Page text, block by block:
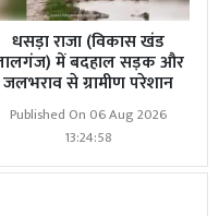
धसड़ा राजा (विकास खंड
में बदहाल सड़क और
जलभराव से ग्रामीण परेशान
Published On 06 Aug 2026
13:24:58